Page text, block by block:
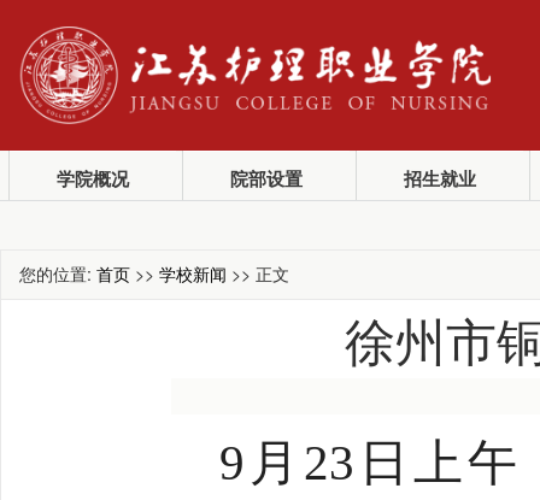
学院概况 院部设置 招生就业
您的位置: 首页 >> 学校新闻 >> 正文
徐州市
9月23日上